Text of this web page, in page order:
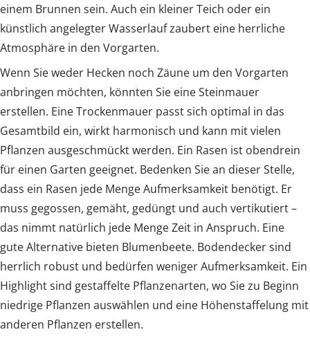
einem Brunnen sein. Auch ein kleiner Teich oder ein
künstlich angelegter Wasserlauf zaubert eine herrliche
Atmosphäre in den Vorgarten.
Wenn Sie weder Hecken noch Zäune um den Vorgarten
anbringen möchten, könnten Sie eine Steinmauer
erstellen. Eine Trockenmauer passt sich optimal in das
Gesamtbild ein, wirkt harmonisch und kann mit vielen
Pflanzen ausgeschmückt werden. Ein Rasen ist obendrein
für einen Garten geeignet. Bedenken Sie an dieser Stelle,
dass ein Rasen jede Menge Aufmerksamkeit benötigt. Er
muss gegossen, gemäht, gedüngt und auch vertikutiert –
das nimmt natürlich jede Menge Zeit in Anspruch. Eine
gute Alternative bieten Blumenbeete. Bodendecker sind
herrlich robust und bedürfen weniger Aufmerksamkeit. Ein
Highlight sind gestaffelte Pflanzenarten, wo Sie zu Beginn
niedrige Pflanzen auswählen und eine Höhenstaffelung mit
anderen Pflanzen erstellen.